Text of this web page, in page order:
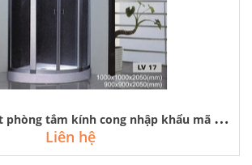
C
ung cấp lắp đặt phòng tắm kính cong nhập khẩu mã lv-17 tại cổ nhuế
Liên hệ